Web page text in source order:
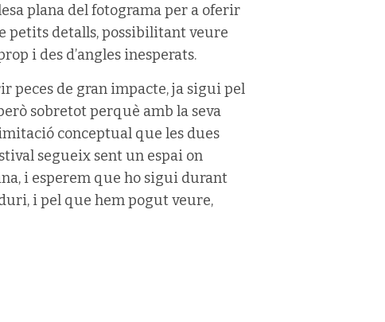
plana del fotograma per a oferir
petits detalls, possibilitant veure
i des d’angles inesperats.
peces de gran impacte, ja sigui pel
sobretot perquè amb la seva
conceptual que les dues
segueix sent un espai on
i esperem que ho sigui durant
i pel que hem pogut veure,